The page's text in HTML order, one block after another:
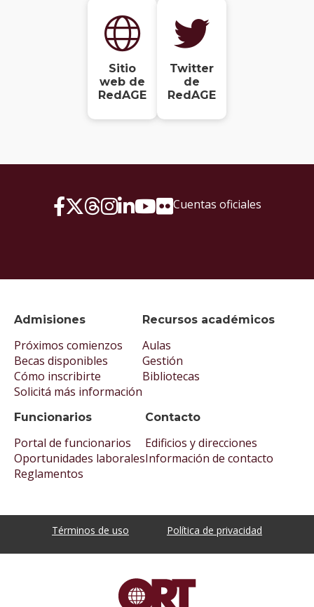
Sitio
web de
RedAGE
Twitter
de
RedAGE
Admisiones
Próximos comienzos
Becas disponibles
Cómo inscribirte
Solicitá más información
Recursos académicos
Aulas
Gestión
Bibliotecas
Funcionarios
Portal de funcionarios
Oportunidades laborales
Reglamentos
Contacto
Edificios y direcciones
Información de contacto
Cuentas oficiales
Términos de uso Política de privacidad